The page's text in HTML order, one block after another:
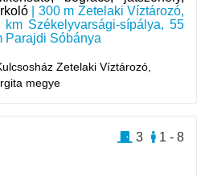
| 300 m Zetelaki Víztározó,
km Székelyvarsági-sípálya, 55
Parajdi Sóbánya
Zetelaki Víztározó,
megye
1 - 8
3